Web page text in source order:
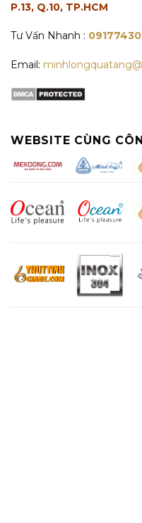
P.13, Q.10, TP.HCM
Tư Vấn Nhanh :
Email:
WEBSITE CÙNG